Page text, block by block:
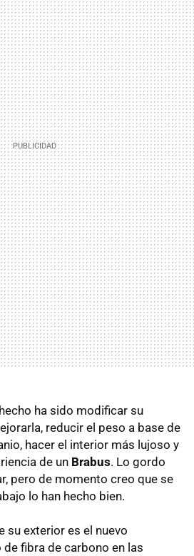
ha sido modificar su
reducir el peso a base de
hacer el interior más lujoso y
de un Brabus. Lo gordo
pero de momento creo que se
lo han hecho bien.
su exterior es el nuevo
fibra de carbono en las